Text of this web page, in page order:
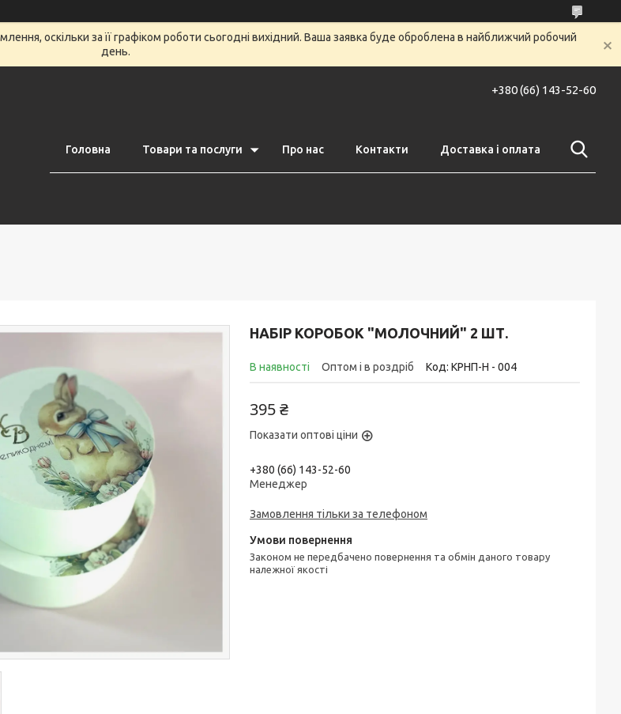
оскільки за її графіком роботи сьогодні вихідний. Ваша заявка буде оброблена в найближчий робочий
день.
+380 (66) 143-52-60
Головна Товари та послуги Про нас Контакти Доставка і оплата
НАБІР КОРОБОК "МОЛОЧНИЙ" 2 ШТ.
В наявності Оптом і в роздріб Код: КРНП-Н - 004
395 ₴
Показати оптові ціни
+380 (66) 143-52-60
Менеджер
Замовлення тільки за телефоном
Законом не передбачено повернення та обмін даного товару
належної якості